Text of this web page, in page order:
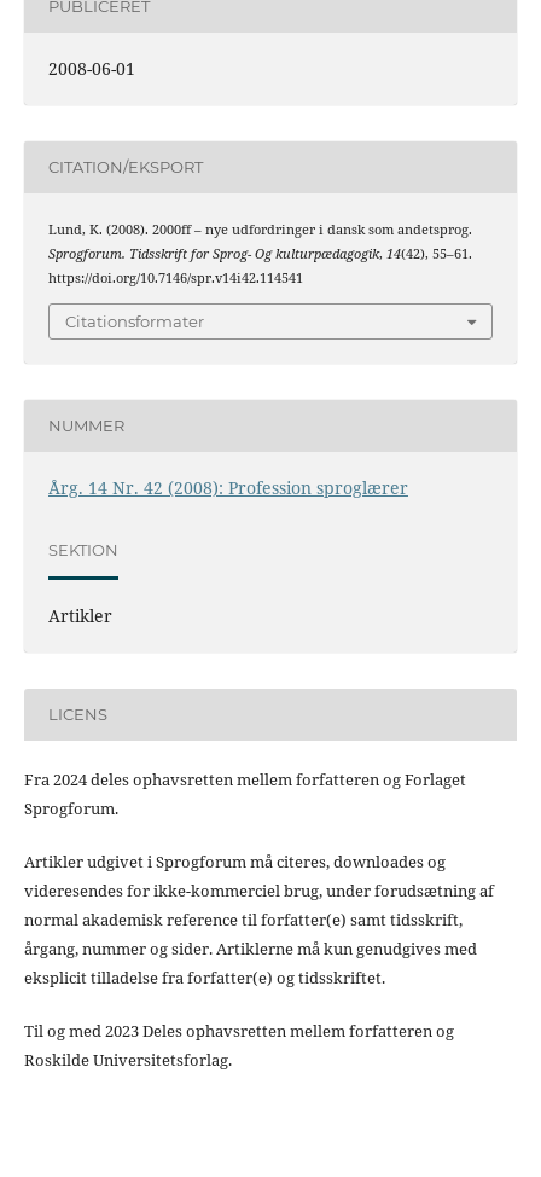
PUBLICERET
2008-06-01
CITATION/EKSPORT
Lund, K. (2008). 2000ff – nye udfordringer i dansk som andetsprog.
Sprogforum. Tidsskrift for Sprog- Og kulturpædagogik, 14(42), 55–61.
https://doi.org/10.7146/spr.v14i42.114541
Citationsformater
NUMMER
Årg. 14 Nr. 42 (2008): Profession sproglærer
SEKTION
Artikler
LICENS
Fra 2024 deles ophavsretten mellem forfatteren og Forlaget
Sprogforum.
Artikler udgivet i Sprogforum må citeres, downloades og
videresendes for ikke-kommerciel brug, under forudsætning af
normal akademisk reference til forfatter(e) samt tidsskrift,
årgang, nummer og sider. Artiklerne må kun genudgives med
eksplicit tilladelse fra forfatter(e) og tidsskriftet.
Til og med 2023 Deles ophavsretten mellem forfatteren og
Roskilde Universitetsforlag.